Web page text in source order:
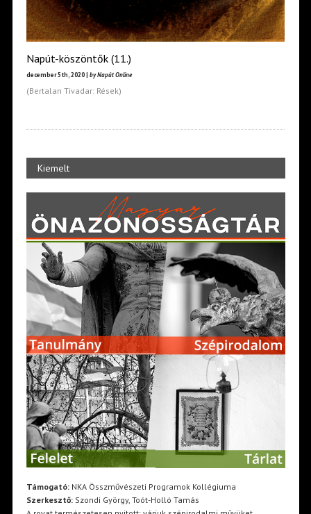
Napút-köszöntők (11.)
december 5th, 2020 | by Napút Online
(Bertalan Tivadar: Rések)
Kiemelt
Támogató:NKA Összművészeti Programok Kollégiuma
Szerkesztő:Szondi György, Toót-Holló Tamás